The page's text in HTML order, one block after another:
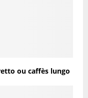
ou caffès lungo